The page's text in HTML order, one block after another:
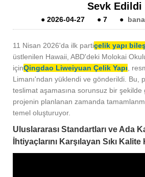
Sevk Edildi
●2026-04-27 ●7 ●
11 Nisan 2026'da ilk partiçelik yapı
üstlenilen Hawaii, ABD'deki Molokai
içinQingdao Liweiyuan Çelik Yapı,
Limanı'ndan yüklendi ve gönderildi. Bu,
teslimat aşamasına sorunsuz bir
projenin planlanan zamanda
temel oluşturuyor.
Uluslararası Standartları ve Ada
İhtiyaçlarını Karşılayan Sıkı